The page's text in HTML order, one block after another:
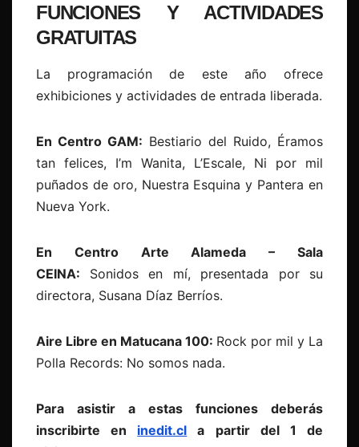
FUNCIONES Y ACTIVIDADES
GRATUITAS
La programación de este año ofrece
exhibiciones y actividades de entrada liberada.
En Centro GAM: Bestiario del Ruido, Éramos
tan felices, I’m Wanita, L’Escale, Ni por mil
puñados de oro, Nuestra Esquina y Pantera en
Nueva York.
En Centro Arte Alameda – Sala
CEINA: Sonidos en mí, presentada por su
directora, Susana Díaz Berríos.
Aire Libre en Matucana 100: Rock por mil y La
Polla Records: No somos nada.
Para asistir a estas funciones deberás
inscribirte en inedit.cl a partir del 1 de